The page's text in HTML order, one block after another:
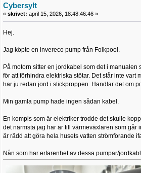
Cybersylt
« skrivet: april 15, 2026, 18:48:46:46 »
Hej.
Jag köpte en invereco pump från Folkpool.
På motorn sitter en jordkabel som det i manualen
för att förhindra elektriska stötar. Det står inte vart
har ju redan jord i stickproppen. Handlar det om
Min gamla pump hade ingen sådan kabel.
En kompis som är elektriker trodde det skulle
det närmsta jag har är till värmeväxlaren som går
är rädd att göra hela husets vatten strömförande
Nån som har erfarenhet av dessa pumpar/